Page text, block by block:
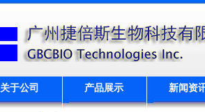
关于公司 产品展示 新闻资